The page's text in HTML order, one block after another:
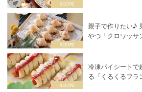
親子で作りたい♪
やつ「クロワッサ
冷凍パイシートで
る「くるくるフラ